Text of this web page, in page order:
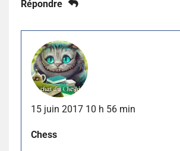
Répondre
15 juin 2017 10 h 56 min
Chess